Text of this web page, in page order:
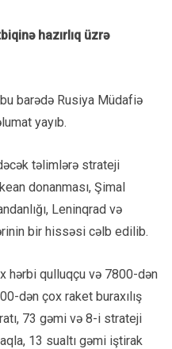
hazırlıq üzrə
barədə Rusiya Müdafiə
yayıb.
təlimlərə strateji
donanması, Şimal
Leninqrad və
bir hissəsi cəlb edilib.
hərbi qulluqçu və 7800-dən
dən çox raket buraxılış
73 gəmi və 8-i strateji
13 sualtı gəmi iştirak